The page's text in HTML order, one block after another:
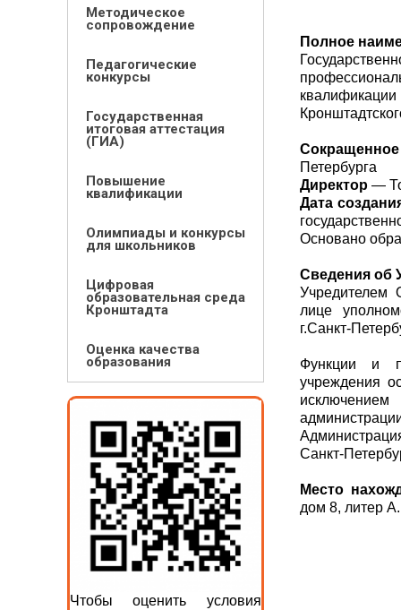
Методическое
сопровождение
Педагогические
конкурсы
Государственная
итоговая аттестация
(ГИА)
Повышение
квалификации
Олимпиады и конкурсы
для школьников
Цифровая
образовательная среда
Кронштадта
Оценка качества
образования
Чтобы оценить условия
Полное
Петербурга
Директор—
Дата
Основано
Сведения об
Учредителем
лице
г.Санкт-
Функции и
учреждения
Санкт-
Место
дом 8, литер А.